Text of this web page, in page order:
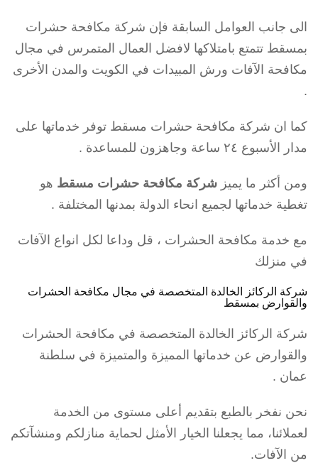
الى جانب العوامل السابقة فإن شركة مكافحة حشرات
بمسقط تتمتع بامتلاكها لافضل العمال المتمرس في مجال
مكافحة الآفات ورش المبيدات في الكويت والمدن الأخرى
.
كما ان شركة مكافحة حشرات مسقط توفر خدماتها على
مدار الأسبوع ٢٤ ساعة وجاهزون للمساعدة .
ومن أكثر ما يميز شركة مكافحة حشرات مسقط هو
تغطية خدماتها لجميع انحاء الدولة بمدنها المختلفة .
مع خدمة مكافحة الحشرات ، قل وداعا لكل انواع الآفات
في منزلك
شركة الركائز الخالدة المتخصصة في مجال مكافحة الحشرات
والقوارض بمسقط
شركة الركائز الخالدة المتخصصة في مكافحة الحشرات
والقوارض عن خدماتها المميزة والمتميزة في سلطنة
عمان .
نحن نفخر بالطبع بتقديم أعلى مستوى من الخدمة
لعملائنا، مما يجعلنا الخيار الأمثل لحماية منازلكم ومنشآتكم
من الآفات.